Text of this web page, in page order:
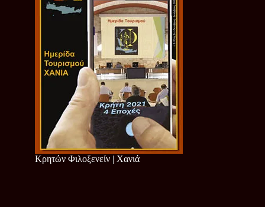
Κρητών Φιλοξενείν | Χανιά